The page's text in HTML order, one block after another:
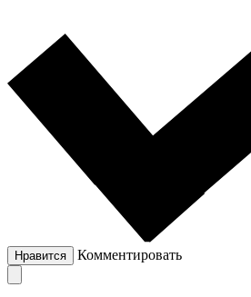
Нравится Комментировать